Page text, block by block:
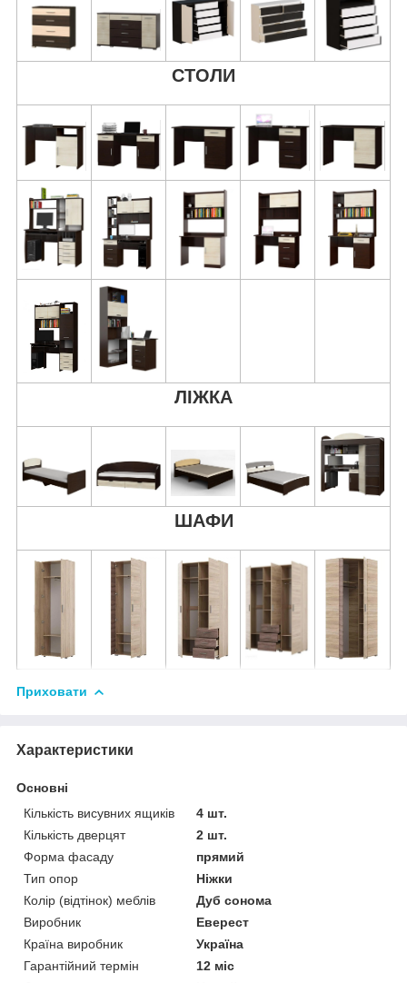
СТОЛИ
ЛІЖКА
ШАФИ
Приховати
Характеристики
Основні
Кількість висувних ящиків
4 шт.
Кількість дверцят
2 шт.
Форма фасаду
прямий
Тип опор
Ніжки
Колір (відтінок) меблів
Дуб сонома
Виробник
Еверест
Країна виробник
Україна
Гарантійний термін
12 міс